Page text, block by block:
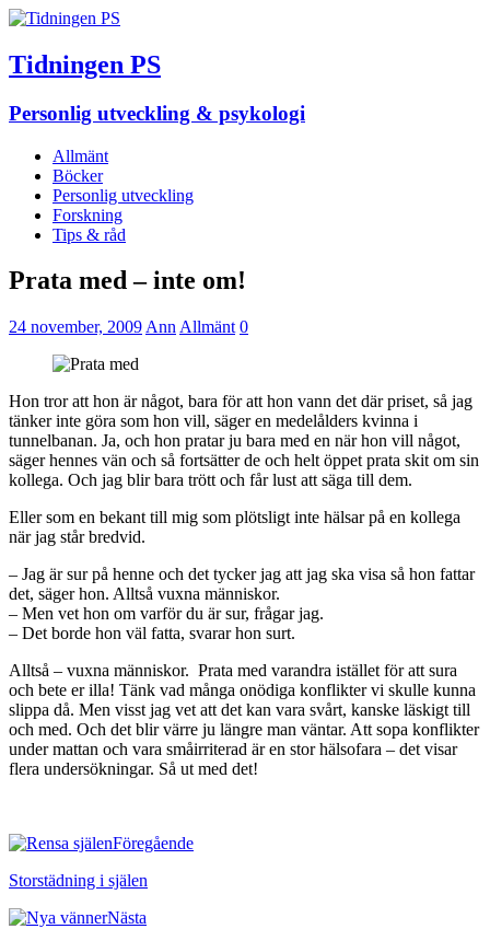
Tidningen PS
Personlig utveckling & psykologi
Allmänt
Böcker
Personlig utveckling
Forskning
Tips & råd
Prata med – inte om!
24 november, 2009 Ann Allmänt 0
Hon tror att hon är något, bara för att hon vann det där priset, så jag
tänker inte göra som hon vill, säger en medelålders kvinna i
tunnelbanan. Ja, och hon pratar ju bara med en när hon vill något,
säger hennes vän och så fortsätter de och helt öppet prata skit om sin
kollega. Och jag blir bara trött och får lust att säga till dem.
Eller som en bekant till mig som plötsligt inte hälsar på en kollega
när jag står bredvid.
– Jag är sur på henne och det tycker jag att jag ska visa så hon fattar
det, säger hon. Alltså vuxna människor.
– Men vet hon om varför du är sur, frågar jag.
– Det borde hon väl fatta, svarar hon surt.
Alltså – vuxna människor. Prata med varandra istället för att sura
och bete er illa! Tänk vad många onödiga konflikter vi skulle kunna
slippa då. Men visst jag vet att det kan vara svårt, kanske läskigt till
och med. Och det blir värre ju längre man väntar. Att sopa konflikter
under mattan och vara småirriterad är en stor hälsofara – det visar
flera undersökningar. Så ut med det!
Föregående
Storstädning i själen
Nästa